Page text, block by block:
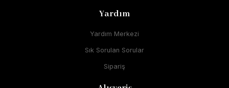
Yardım
Yardım Merkezi
Sık Sorulan Sorular
Sipariş